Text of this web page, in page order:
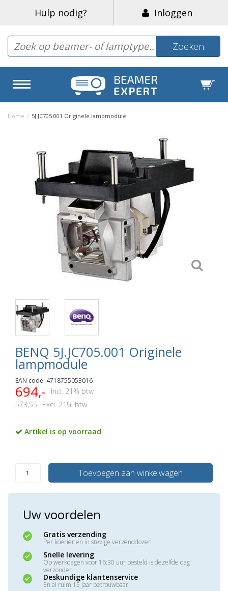
Hulp nodig? Inloggen
Zoeken
Home / 5J.JC705.001 Originele lampmodule
BENQ 5J.JC705.001 Originele
lampmodule
EAN code: 4718755053016
694,-
Incl. 21% btw
573,55
Excl. 21% btw
Artikel is op voorraad
Toevoegen aan winkelwagen
Uw voordelen
Gratis verzending
Per koerier en in stevige verzenddozen
Snelle levering
Op werkdagen voor 16:30 uur besteld is dezelfde dag
verzonden
Deskundige klantenservice
En al ruim 15 jaar betrouwbaar